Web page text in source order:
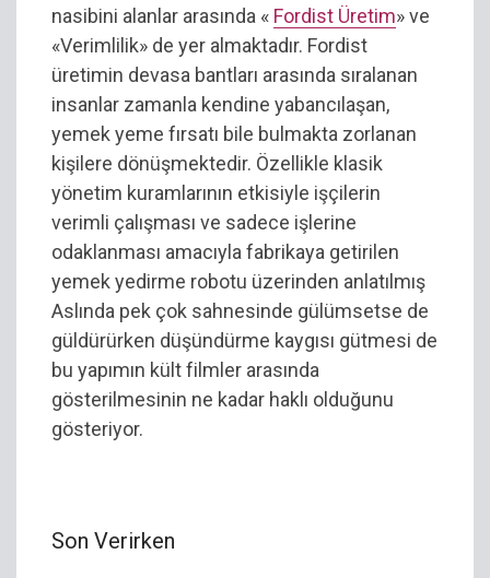
nasibini alanlar arasında « Fordist Üretim» ve
«Verimlilik» de yer almaktadır. Fordist
üretimin devasa bantları arasında sıralanan
insanlar zamanla kendine yabancılaşan,
yemek yeme fırsatı bile bulmakta zorlanan
kişilere dönüşmektedir. Özellikle klasik
yönetim kuramlarının etkisiyle işçilerin
verimli çalışması ve sadece işlerine
odaklanması amacıyla fabrikaya getirilen
yemek yedirme robotu üzerinden anlatılmış
Aslında pek çok sahnesinde gülümsetse de
güldürürken düşündürme kaygısı gütmesi de
bu yapımın kült filmler arasında
gösterilmesinin ne kadar haklı olduğunu
gösteriyor.
Son Verirken